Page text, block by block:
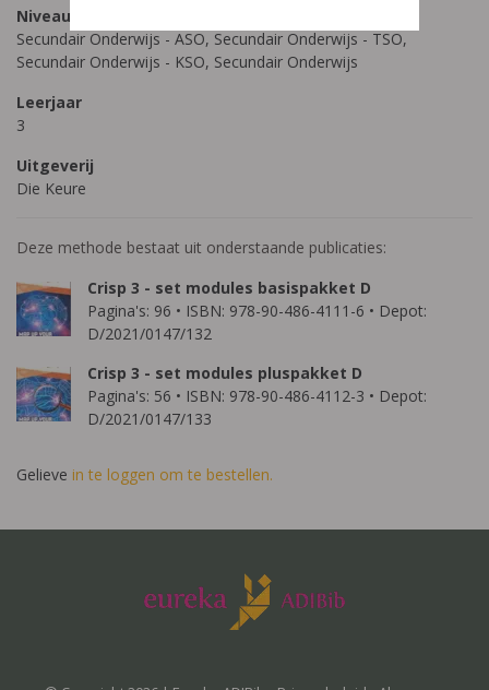
Niveau
Secundair Onderwijs - ASO, Secundair Onderwijs - TSO,
Secundair Onderwijs - KSO, Secundair Onderwijs
Leerjaar
3
Uitgeverij
Die Keure
Deze methode bestaat uit onderstaande publicaties:
Crisp 3 - set modules basispakket D
Pagina's: 96 • ISBN: 978-90-486-4111-6 • Depot:
D/2021/0147/132
Crisp 3 - set modules pluspakket D
Pagina's: 56 • ISBN: 978-90-486-4112-3 • Depot:
D/2021/0147/133
Gelieve in te loggen om te bestellen.